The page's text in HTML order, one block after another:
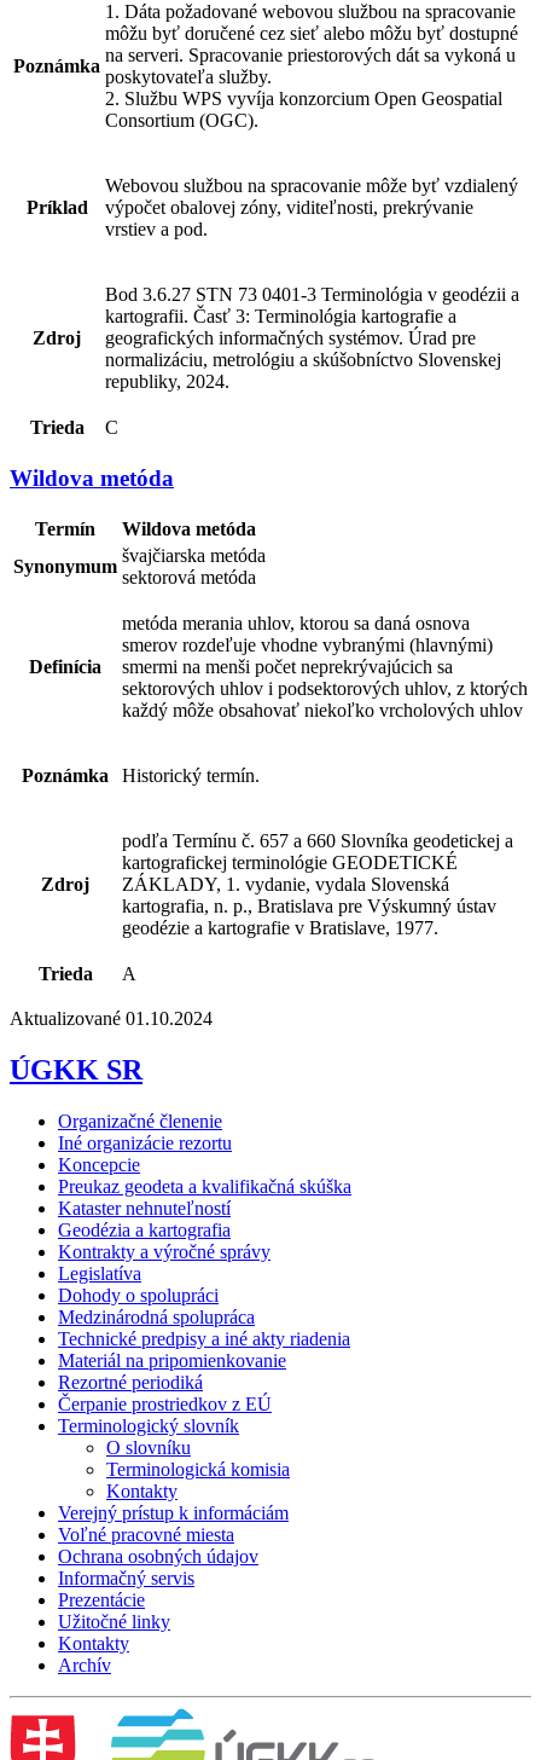
Poznámka
1. Dáta požadované webovou službou na spracovanie
môžu byť doručené cez sieť alebo môžu byť dostupné
na serveri. Spracovanie priestorových dát sa vykoná u
poskytovateľa služby.
2. Službu WPS vyvíja konzorcium Open Geospatial
Consortium (OGC).
Príklad
Webovou službou na spracovanie môže byť vzdialený
výpočet obalovej zóny, viditeľnosti, prekrývanie
vrstiev a pod.
Zdroj
Bod 3.6.27 STN 73 0401-3 Terminológia v geodézii a
kartografii. Časť 3: Terminológia kartografie a
geografických informačných systémov. Úrad pre
normalizáciu, metrológiu a skúšobníctvo Slovenskej
republiky, 2024.
Trieda C
Wildova metóda
Termín
Wildova metóda
Synonymum
švajčiarska metóda
sektorová metóda
Definícia
metóda merania uhlov, ktorou sa daná osnova
smerov rozdeľuje vhodne vybranými (hlavnými)
smermi na menši počet neprekrývajúcich sa
sektorových uhlov i podsektorových uhlov, z ktorých
každý môže obsahovať niekoľko vrcholových uhlov
Poznámka Historický termín.
Zdroj
podľa Termínu č. 657 a 660 Slovníka geodetickej a
kartografickej terminológie GEODETICKÉ
ZÁKLADY, 1. vydanie, vydala Slovenská
kartografia, n. p., Bratislava pre Výskumný ústav
geodézie a kartografie v Bratislave, 1977.
Trieda A
Aktualizované 01.10.2024
ÚGKK SR
Organizačné členenie
Iné organizácie rezortu
Koncepcie
Preukaz geodeta a kvalifikačná skúška
Kataster nehnuteľností
Geodézia a kartografia
Kontrakty a výročné správy
Legislatíva
Dohody o spolupráci
Medzinárodná spolupráca
Technické predpisy a iné akty riadenia
Materiál na pripomienkovanie
Rezortné periodiká
Čerpanie prostriedkov z EÚ
Terminologický slovník
O slovníku
Terminologická komisia
Kontakty
Verejný prístup k informáciám
Voľné pracovné miesta
Ochrana osobných údajov
Informačný servis
Prezentácie
Užitočné linky
Kontakty
Archív